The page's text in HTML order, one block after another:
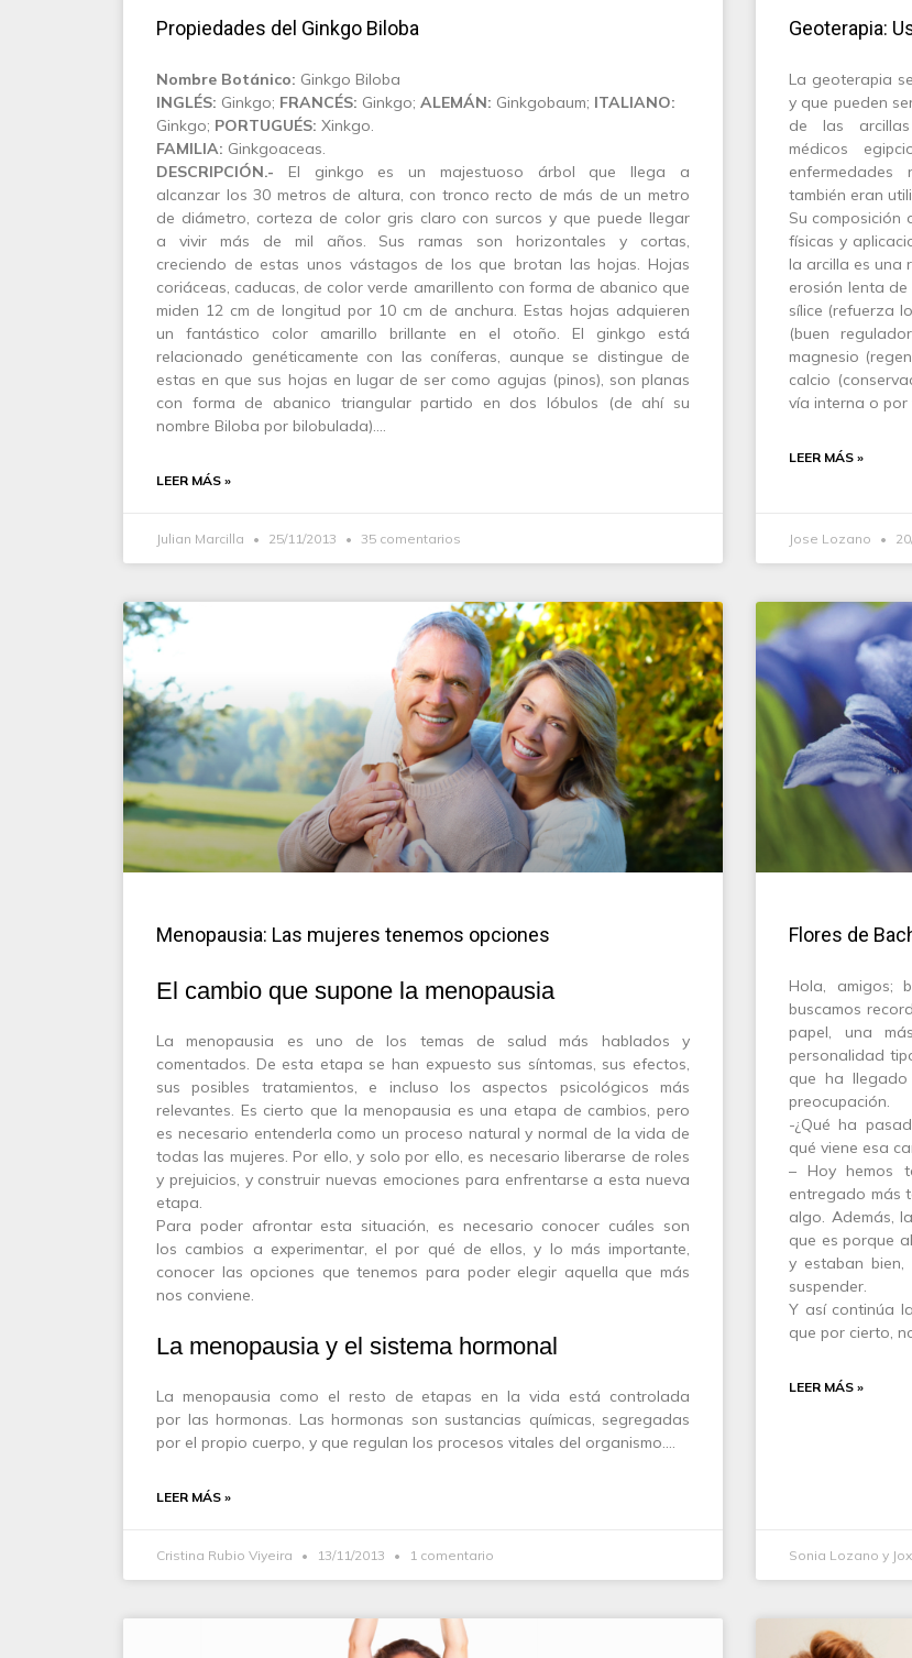
Propiedades del Ginkgo Biloba
Nombre Botánico: Ginkgo Biloba
INGLÉS: Ginkgo; FRANCÉS: Ginkgo; ALEMÁN: Ginkgobaum; ITALIANO:
Ginkgo; PORTUGUÉS: Xinkgo.
FAMILIA: Ginkgoaceas.
DESCRIPCIÓN.- El ginkgo es un majestuoso árbol que llega a
alcanzar los 30 metros de altura, con tronco recto de más de un metro
de diámetro, corteza de color gris claro con surcos y que puede llegar
a vivir más de mil años. Sus ramas son horizontales y cortas,
creciendo de estas unos vástagos de los que brotan las hojas. Hojas
coriáceas, caducas, de color verde amarillento con forma de abanico que
miden 12 cm de longitud por 10 cm de anchura. Estas hojas adquieren
un fantástico color amarillo brillante en el otoño. El ginkgo está
relacionado genéticamente con las coníferas, aunque se distingue de
estas en que sus hojas en lugar de ser como agujas (pinos), son planas
con forma de abanico triangular partido en dos lóbulos (de ahí su
nombre Biloba por bilobulada).…
LEER MÁS »
Julian Marcilla 25/11/2013 35 comentarios
Geoterapia:
La geoterapia
y que pueden
de las
médicos
también eran
Su composición
físicas y
la arcilla es una
erosión lenta de
sílice (refuerza
(buen
magnesio
calcio
vía interna o por
LEER MÁS »
Jose Lozano
Menopausia: Las mujeres tenemos opciones
El cambio que supone la menopausia
La menopausia es uno de los temas de salud más hablados y
comentados. De esta etapa se han expuesto sus síntomas, sus efectos,
sus posibles tratamientos, e incluso los aspectos psicológicos más
relevantes. Es cierto que la menopausia es una etapa de cambios, pero
es necesario entenderla como un proceso natural y normal de la vida de
todas las mujeres. Por ello, y solo por ello, es necesario liberarse de roles
y prejuicios, y construir nuevas emociones para enfrentarse a esta nueva
etapa.
Para poder afrontar esta situación, es necesario conocer cuáles son
los cambios a experimentar, el por qué de ellos, y lo más importante,
conocer las opciones que tenemos para poder elegir aquella que más
nos conviene.
La menopausia y el sistema hormonal
La menopausia como el resto de etapas en la vida está controlada
por las hormonas. Las hormonas son sustancias químicas, segregadas
por el propio cuerpo, y que regulan los procesos vitales del organismo.…
LEER MÁS »
Cristina Rubio Viyeira 13/11/2013 1 comentario
Flores de
Hola, amigos;
buscamos
papel, una
personalidad
que ha
preocupación.
-¿Qué ha
qué viene esa
– Hoy hemos
entregado más
algo. Además,
que es porque
y estaban
suspender.
Y así continúa
que por cierto,
LEER MÁS »
Sonia Lozano y